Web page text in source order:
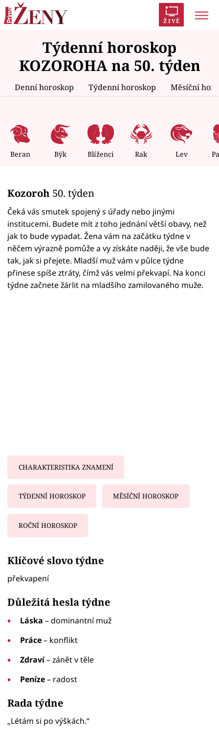
ŽIVĚ
Polabí Inspekce Prostřeno!
AYTO?
Módní alarm
Zrádci Proměny
Témata
Celebrity
Seriály
Horoskopy
Sledujte prima+
Filmový festival Karlovy Vary
Týdenní horoskop
KOZOROHA na 50. týden
Denní horoskop Týdenní horoskop Měsíční
Beran Býk Blíženci Rak Lev
Kozoroh 50. týden
Čeká vás smutek spojený s úřady nebo jinými
institucemi. Budete mít z toho jednání větší obavy, než
jak to bude vypadat. Žena vám na začátku týdne v
něčem výrazně pomůže a vy získáte naději, že vše bude
tak, jak si přejete. Mladší muž vám v půlce týdne
přinese spíše ztráty, čímž vás velmi překvapí. Na konci
týdne začnete žárlit na mladšího zamilovaného muže.
CHARAKTERISTIKA ZNAMENÍ
TÝDENNÍ HOROSKOP MĚSÍČNÍ HOROSKOP
ROČNÍ HOROSKOP
Klíčové slovo týdne
překvapení
Důležitá hesla týdne
Láska – dominantní muž
Práce– konflikt
Zdraví– zánět v těle
Peníze– radost
Rada týdne
„Létám si po výškách.“